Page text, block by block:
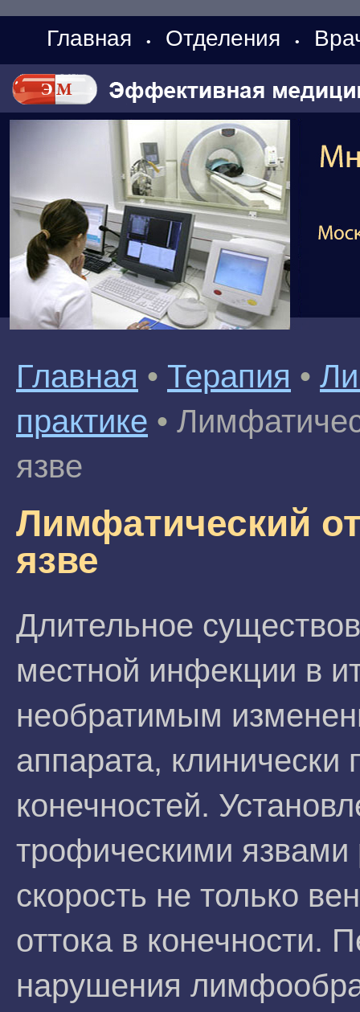
Главная • Отделения •
Главная • Терапия •
практике •
язве
Лимфатический
язве
Длительное
местной инфекции в
необратимым
аппарата,
конечностей.
трофическими язвами
скорость не только
оттока в конечности.
нарушения